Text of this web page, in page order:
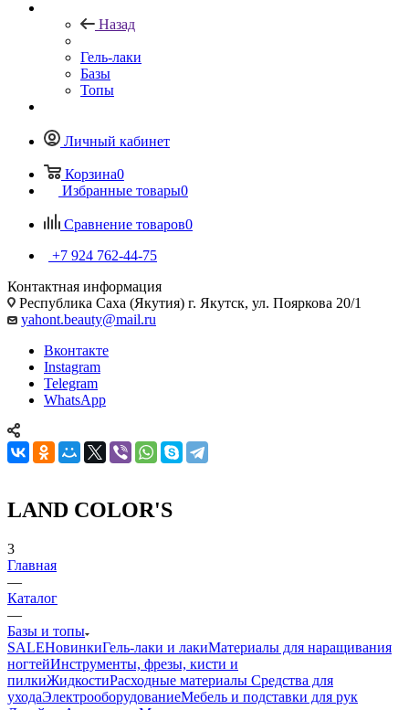
Назад
Гель-лаки
Базы
Топы
Личный кабинет
Корзина0
Избранные товары0
Сравнение товаров0
+7 924 762-44-75
Контактная информация
Республика Саха (Якутия) г. Якутск, ул. Пояркова 20/1
yahont.beauty@mail.ru
Вконтакте
Instagram
Telegram
WhatsApp
LAND COLOR'S
3
Главная
—
Каталог
—
Базы и топы
SALEНовинкиГель-лаки и лакиМатериалы для наращивания
ногтейИнструменты, фрезы, кисти и
пилкиЖидкостиРасходные материалы Средства для
уходаЭлектрооборудованиеМебель и подставки для рук